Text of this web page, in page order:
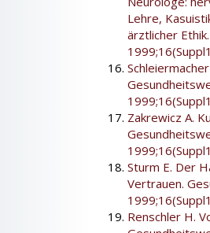
Lehre,
ärztlicher
Zakrewicz A.
Sturm E. Der
Vertrauen.
Renschler H.